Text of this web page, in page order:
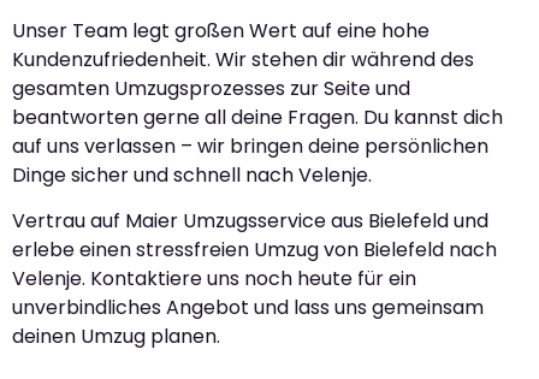
Unser Team legt großen Wert auf eine hohe
Kundenzufriedenheit. Wir stehen dir während des
gesamten Umzugsprozesses zur Seite und
beantworten gerne all deine Fragen. Du kannst dich
auf uns verlassen – wir bringen deine persönlichen
Dinge sicher und schnell nach Velenje.
Vertrau auf Maier Umzugsservice aus Bielefeld und
erlebe einen stressfreien Umzug von Bielefeld nach
Velenje. Kontaktiere uns noch heute für ein
unverbindliches Angebot und lass uns gemeinsam
deinen Umzug planen.